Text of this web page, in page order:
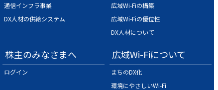
通信インフラ事業
DX人材の供給システム
広域Wi-Fiの構築
広域Wi-Fiの優位性
DX人材について
株主のみなさまへ
ログイン
広域Wi-Fiについて
まちのDX化
環境にやさしいWi-Fi